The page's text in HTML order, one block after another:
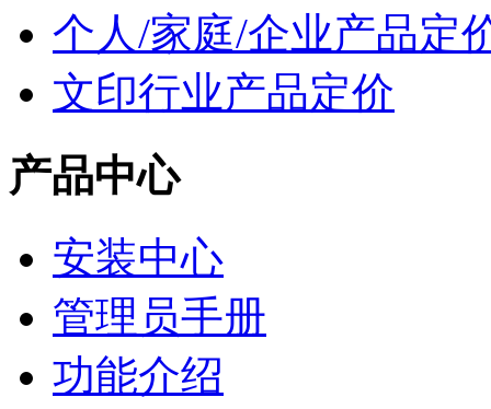
个人/家庭/企业产品定
文印行业产品定价
产品中心
安装中心
管理员手册
功能介绍